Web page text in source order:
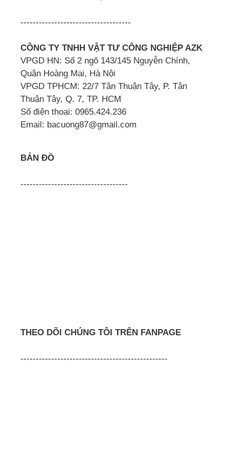
------------------------------------
CÔNG TY TNHH VẬT TƯ CÔNG NGHIỆP AZK
VPGD HN: Số 2 ngõ 143/145 Nguyễn Chính,
Quận Hoàng Mai, Hà Nội
VPGD TPHCM: 22/7 Tân Thuận Tây, P. Tân
Thuận Tây, Q. 7, TP. HCM
Số điện thoại: 0965.424.236
Email: bacuong87@gmail.com
BẢN ĐỒ
-----------------------------------
THEO DÕI CHÚNG TÔI TRÊN FANPAGE
------------------------------------------------